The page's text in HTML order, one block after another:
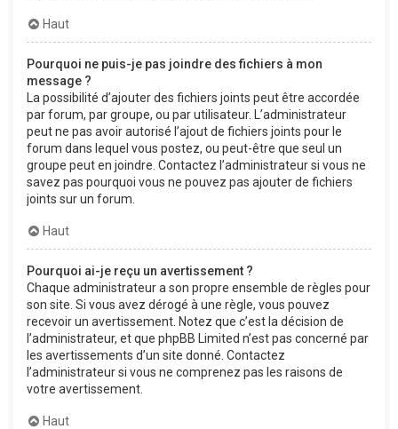
Haut
Pourquoi ne puis-je pas joindre des fichiers à mon
message ?
La possibilité d’ajouter des fichiers joints peut être accordée
par forum, par groupe, ou par utilisateur. L’administrateur
peut ne pas avoir autorisé l’ajout de fichiers joints pour le
forum dans lequel vous postez, ou peut-être que seul un
groupe peut en joindre. Contactez l’administrateur si vous ne
savez pas pourquoi vous ne pouvez pas ajouter de fichiers
joints sur un forum.
Haut
Pourquoi ai-je reçu un avertissement ?
Chaque administrateur a son propre ensemble de règles pour
son site. Si vous avez dérogé à une règle, vous pouvez
recevoir un avertissement. Notez que c’est la décision de
l’administrateur, et que phpBB Limited n’est pas concerné par
les avertissements d’un site donné. Contactez
l’administrateur si vous ne comprenez pas les raisons de
votre avertissement.
Haut